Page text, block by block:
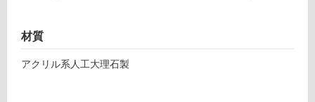
ル
材質
アクリル系人工大理石製